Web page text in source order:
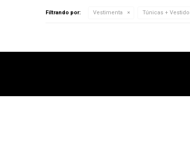
Filtrando por: Vestimenta Túnicas +